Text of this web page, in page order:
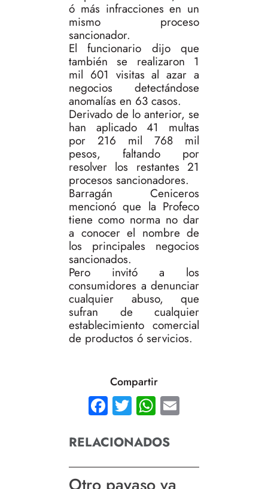
ó más infracciones en un
mismo proceso
sancionador.
El funcionario dijo que
también se realizaron 1
mil 601 visitas al azar a
negocios detectándose
anomalías en 63 casos.
Derivado de lo anterior, se
han aplicado 41 multas
por 216 mil 768 mil
pesos, faltando por
resolver los restantes 21
procesos sancionadores.
Barragán Ceniceros
mencionó que la Profeco
tiene como norma no dar
a conocer el nombre de
los principales negocios
sancionados.
Pero invitó a los
consumidores a denunciar
cualquier abuso, que
sufran de cualquier
establecimiento comercial
de productos ó servicios.
Compartir
Facebook
TwitterWhatsApp
RELACIONADOS